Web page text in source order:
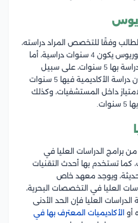
وفقًا للتخصص المراد دراسته،
ولكن أقل برنامج للبكالوريوس يكون 4 سنوات دراسية، أما
الكليات فتكون مدة الدراسة بها 5 سنوات، على سبيل
المثال، كلية الطب تكون دراسة الأكاديمية فيها 5 سنوات
داخل المستشفيات، وكذلك
من برامج الدراسات العليا في
كما تستخدم بها أحدث التقنيات
ويوجد معهد خاص
العليا في التخصصات البحرية،
الدراسات العليا فإن الحد الأدنى
أو الأكاديميات المعترف بها في